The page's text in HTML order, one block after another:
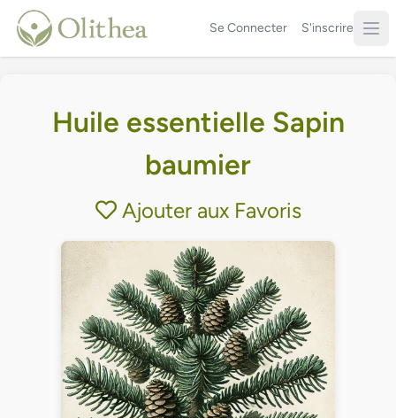
Se Connecter S'inscrire
Huile essentielle Sapin
baumier
Ajouter aux Favoris